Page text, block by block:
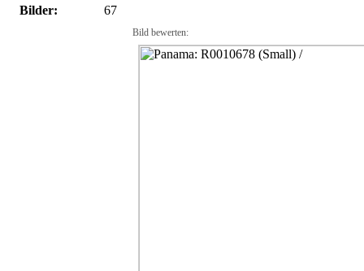
Bilder:
67
Bild bewerten: